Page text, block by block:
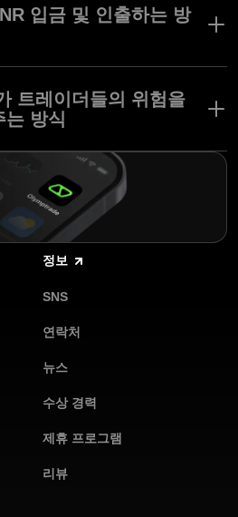
스하여 인도 내 사용자들에게 트레이
년 이상의 경력과 전세계 1억명 이상의
는 신뢰성과 투명성으로 그 명성을
는 물론 숙련된 경험자까지, 모두가 무
레이딩할 수 있습니다.
입금 및 인출하는 방
Neteller, Skrill 등 인기 현지 결제 수
한 거래를 보장합니다. 클릭 몇 번 만
하고 금액을 입력한 뒤 거래를 완료할
없는 입금 및 인출을 지원하기 때문
없이 트레이딩 경험에만 온전히 집중
트레이더들의 위험을
는 방식
위험은 최소화하되 잠재력은 극대화할
원합니다. 무위험 모의 계좌,
마이너스 보호 등의 기능은 자신감 있
게 해줍니다. 또한, Olymptrade의 트레
한 상세한 통찰력을 제공하여 나의 전
위험을 관리할 수 있는 수준으로 유지
가 모두에게 훌륭한 선택지인 이유입
정보
SNS
연락처
뉴스
수상 경력
제휴 프로그램
리뷰